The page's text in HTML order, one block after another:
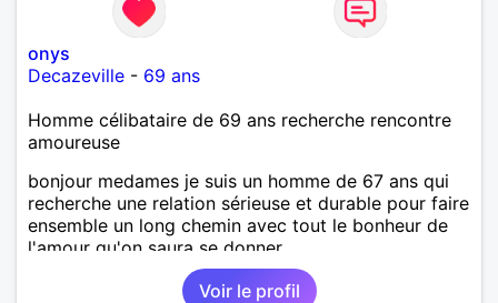
onys
Decazeville - 69 ans
Homme célibataire de 69 ans recherche rencontre
amoureuse
bonjour medames je suis un homme de 67 ans qui
recherche une relation sérieuse et durable pour faire
ensemble un long chemin avec tout le bonheur de
l'amour qu'on saura se donner.
Voir le profil